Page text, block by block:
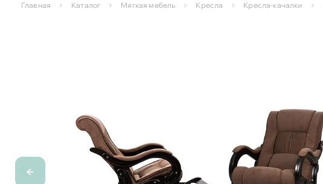
Главная Каталог Мягкая мебель Кресла Кресла-качалки